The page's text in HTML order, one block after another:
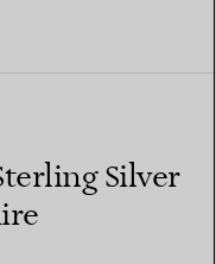
Silver